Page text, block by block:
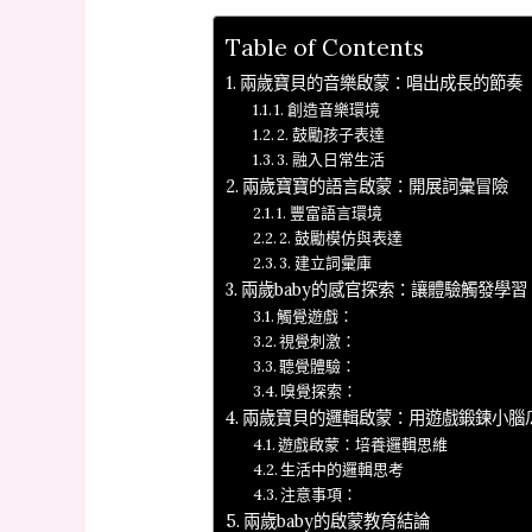
Table of Contents
兩歲寶貝的音樂啟蒙：唱出成長的節奏
1. 創造音樂環境
2. 鼓勵孩子表達
3. 融入日常生活
兩歲寶寶的語言啟蒙：開展詞彙冒險
1. 豐富語言環境
2. 鼓勵模仿與表達
3. 建立詞彙庫
兩歲baby的感官探索：讓體驗觸發學習
觸覺遊戲：
視覺刺激：
聽覺體驗：
嗅覺探索：
兩歲寶貝的邏輯啟蒙：用遊戲鍛鍊小腦
遊戲啟蒙：培養邏輯思維
生活中的邏輯思考
注意事項：
兩歲baby的啟蒙教育結論